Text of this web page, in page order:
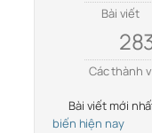
Bài viết
Các thành
Bài viết mới
biến hiện nay